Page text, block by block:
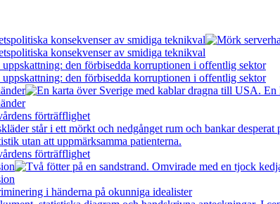
konsekvenser av smidiga teknikval
konsekvenser av smidiga teknikval
den förbisedda korruptionen i offentlig sektor
den förbisedda korruptionen i offentlig sektor
förträfflighet
förträfflighet
i händerna på okunniga idealister